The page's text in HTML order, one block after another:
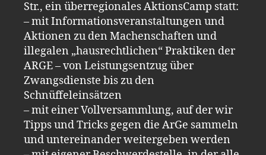
Str., ein überregionales AktionsCamp statt:
– mit Informationsveranstaltungen und
Aktionen zu den Machenschaften und
illegalen „hausrechtlichen“ Praktiken der
ARGE – von Leistungsentzug über
Zwangsdienste bis zu den
Schnüffeleinsätzen
– mit einer Vollversammlung, auf der wir
Tipps und Tricks gegen die ArGe sammeln
und untereinander weitergeben werden